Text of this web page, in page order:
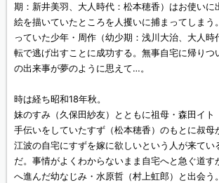
期：新井美羽、大人時代：松本穂香）はお使いに
絵を描いていたところを人攫いに捕まってしまう
っていた少年・周作（幼少期：浅川大治、大人時
転で逃げ出すことに成功する。無事自宅に帰りつ
の出来事が夢のように思えて…。
時は経ち昭和18年秋。
妹のすみ（久保田紗友）とともに祖母・森田イト
手伝いをしていたすず（松本穂香）のもとに叔母
江波の自宅にすずを嫁に欲しいという人が来てい
だ。事情がよくわからないまま自宅へと急ぐ道す
へ進んだ幼なじみ・水原哲（村上虹郎）と出会う